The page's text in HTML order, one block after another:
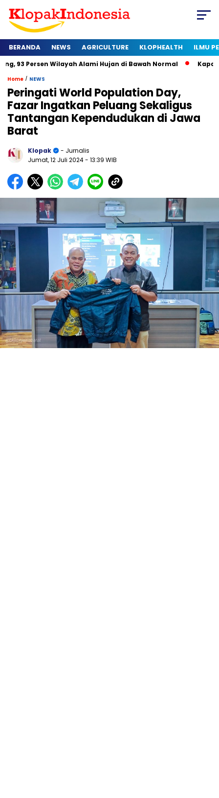
BERANDA NEWS AGRICULTURE KLOPHEALTH ILMU
Wilayah Alami Hujan di Bawah Normal Kapan Sertifikat
Home / NEWS
Peringati World Population Day,
Fazar Ingatkan Peluang Sekaligus
Tantangan Kependudukan di Jawa
Barat
Klopak
- Jurnalis
Jumat, 12 Juli 2024- 13:39 WIB